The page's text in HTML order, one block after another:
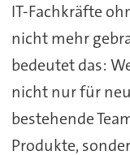
IT-Fachkräfte
nicht mehr
bedeutet das:
nicht nur für
bestehende
Produkte,